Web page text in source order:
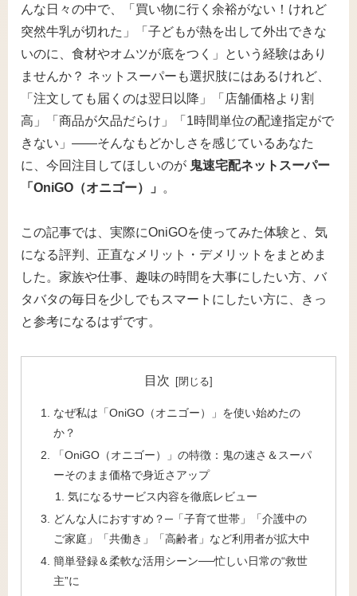
んな日々の中で、「買い物に行く余裕がない！けれど
突然牛乳が切れた」「子どもが熱を出して外出できな
いのに、食材やオムツが底をつく」という経験はあり
ませんか？ ネットスーパーも選択肢にはあるけれど、
「注文しても届くのは翌日以降」「店舗価格より割
高」「商品が欠品だらけ」「1時間単位の配達指定がで
きない」――そんなもどかしさを感じているあなた
に、今回注目してほしいのが 鬼速宅配ネットスーパー
「OniGO（オニゴー）」
。
この記事では、実際にOniGOを使ってみた体験と、気
になる評判、正直なメリット・デメリットをまとめま
した。家族や仕事、趣味の時間を大事にしたい方、バ
タバタの毎日を少しでもスマートにしたい方に、きっ
と参考になるはずです。
目次
なぜ私は「OniGO（オニゴー）」を使い始めたの
か？
「OniGO（オニゴー）」の特徴：鬼の速さ＆スーパ
ーそのまま価格で身近さアップ
気になるサービス内容を徹底レビュー
どんな人におすすめ？─「子育て世帯」「介護中の
ご家庭」「共働き」「高齢者」など利用者が拡大中
簡単登録＆柔軟な活用シーン──忙しい日常の“救世
主”に